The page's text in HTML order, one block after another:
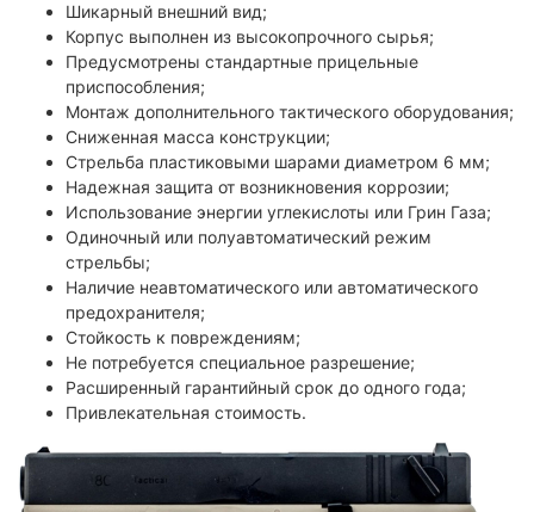
Шикарный внешний вид;
Корпус выполнен из высокопрочного сырья;
Предусмотрены стандартные прицельные
приспособления;
Монтаж дополнительного тактического оборудования;
Сниженная масса конструкции;
Стрельба пластиковыми шарами диаметром 6 мм;
Надежная защита от возникновения коррозии;
Использование энергии углекислоты или Грин Газа;
Одиночный или полуавтоматический режим
стрельбы;
Наличие неавтоматического или автоматического
предохранителя;
Стойкость к повреждениям;
Не потребуется специальное разрешение;
Расширенный гарантийный срок до одного года;
Привлекательная стоимость.